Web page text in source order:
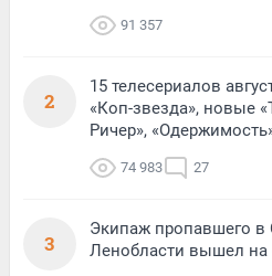
91 357
2
15 телесериалов
«Коп-звезда», новые
Ричер»,
74 983 27
3
Экипаж пропавшего в
Ленобласти вышел на